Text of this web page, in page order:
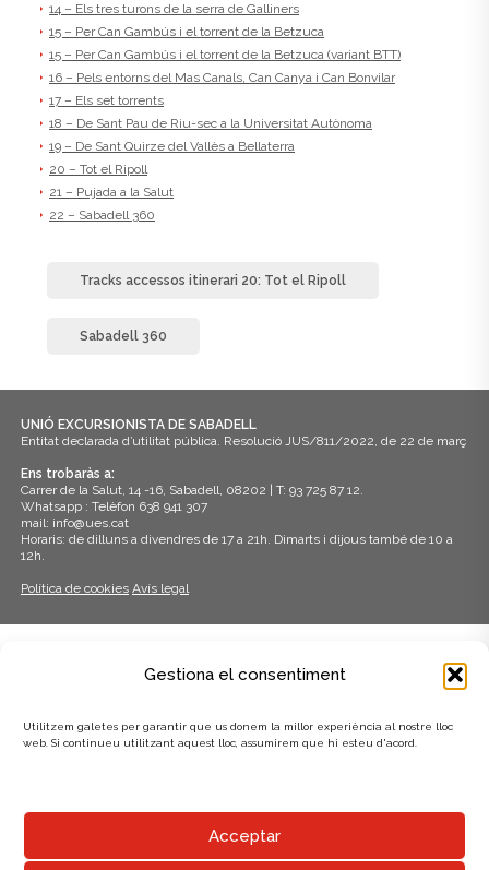
Gestiona el consentiment
Utilitzem galetes per garantir que us donem la millor experiència al nostre lloc
web. Si continueu utilitzant aquest lloc, assumirem que hi esteu d'acord.
Acceptar
14 – Els tres turons de la serra de Galliners
15 – Per Can Gambús i el torrent de la Betzuca
15 – Per Can Gambús i el torrent de la Betzuca (variant BTT)
16 – Pels entorns del Mas Canals, Can Canya i Can Bonvilar
17 – Els set torrents
18 – De Sant Pau de Riu-sec a la Universitat Autònoma
19 – De Sant Quirze del Vallès a Bellaterra
20 – Tot el Ripoll
21 – Pujada a la Salut
22 – Sabadell 360
Tracks accessos itinerari 20: Tot el Ripoll
Sabadell 360
UNIÓ EXCURSIONISTA DE SABADELL
Entitat declarada d’utilitat pública. Resolució JUS/811/2022, de 22 de març
Ens trobaràs a:
Carrer de la Salut, 14 -16, Sabadell, 08202 | T: 93 725 87 12.
Whatsapp : Telèfon 638 941 307
mail: info@ues.cat
Horaris: de dilluns a divendres de 17 a 21h. Dimarts i dijous també de 10 a
12h.
Política de cookies Avís legal
AMB EL SUPORT DE: